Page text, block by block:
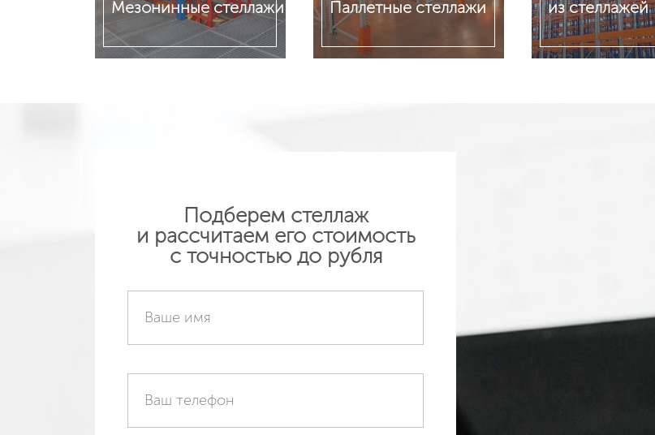
Мезонинные стеллажи Паллетные стеллажи
из стеллажей
Подберем стеллаж
и рассчитаем его стоимость
с точностью до рубля